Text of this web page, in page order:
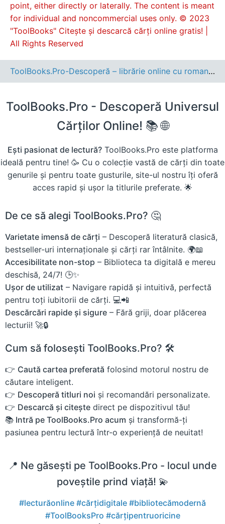
point, either directly or laterally. The content is meant
for individual and noncommercial uses only. © 2023
"ToolBooks" Citește și descarcă cărți online gratis! |
All Rights Reserved
ToolBooks.Pro-Descoperă – librărie online cu romane, cărți pentru copii, dezvoltare personală și cele mai noi apariții editoriale.
ToolBooks.Pro - Descoperă Universul
Cărților Online! 📚 🌐
Ești pasionat de lectură?ToolBooks.Pro este platforma
ideală pentru tine! 🥳 Cu o colecție vastă de cărți din toate
genurile și pentru toate gusturile, site-ul nostru îți oferă
acces rapid și ușor la titlurile preferate. 🌟
De ce să alegi ToolBooks.Pro? 🤔
Varietate imensă de cărți – Descoperă literatură clasică,
bestseller-uri internaționale și cărți rar întâlnite. 🌍📖
Accesibilitate non-stop – Biblioteca ta digitală e mereu
deschisă, 24/7! 🕒✨
Ușor de utilizat – Navigare rapidă și intuitivă, perfectă
pentru toți iubitorii de cărți. 💻📲
Descărcări rapide și sigure – Fără griji, doar plăcerea
lecturii! 🚀🔒
Cum să folosești ToolBooks.Pro? 🛠️
👉 Caută cartea preferată folosind motorul nostru de
căutare inteligent.
👉 Descoperă titluri noi și recomandări personalizate.
👉 Descarcă și citește direct pe dispozitivul tău!
📚 Intră pe ToolBooks.Pro acum și transformă-ți
pasiunea pentru lectură într-o experiență de neuitat!
📍 Ne găsești pe ToolBooks.Pro - locul unde
poveștile prind viață! 💫
#lecturăonline #cărțidigitale #bibliotecămodernă
#ToolBooksPro #cărțipentruoricine